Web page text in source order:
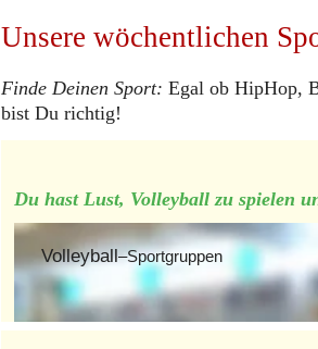
Unsere wöchentlichen
Finde Deinen Sport: Egal ob HipHop,
bist Du richtig!
Du hast Lust, Volleyball zu spielen
Volleyball–Sportgruppen